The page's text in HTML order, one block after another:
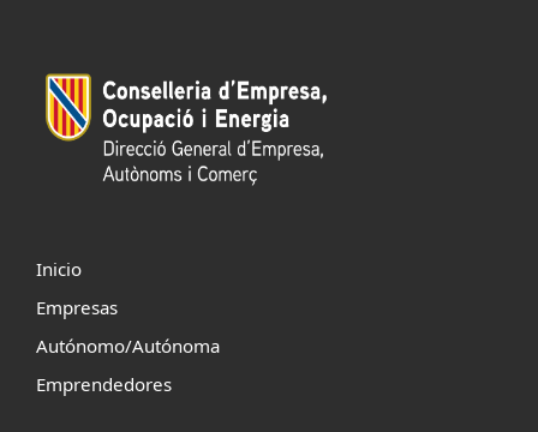
Inicio
Empresas
Autónomo/Autónoma
Emprendedores